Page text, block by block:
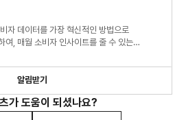
자 데이터를 가장 혁신적인 방법으로
여, 매월 소비자 인사이트를 줄 수 있는
알림받기
가 도움이 되셨나요?